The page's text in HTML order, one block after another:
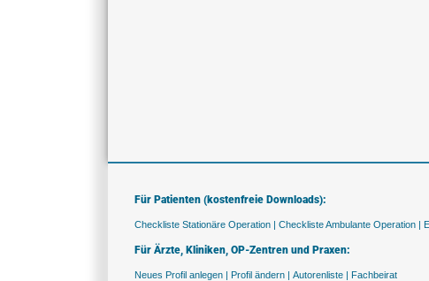
Für Patienten (kostenfreie Downloads):
Checkliste Stationäre Operation | Checkliste Ambulante Operation |
Für Ärzte, Kliniken, OP-Zentren und Praxen:
Neues Profil anlegen | Profil ändern | Autorenliste | Fachbeirat